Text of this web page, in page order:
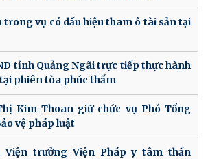
trong vụ có dấu hiệu tham ô tài sản tại
tỉnh Quảng Ngãi trực tiếp thực hành
phiên tòa phúc thẩm
Kim Thoan giữ chức vụ Phó Tổng
vệ pháp luật
Viện trưởng Viện Pháp y tâm thần